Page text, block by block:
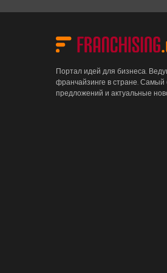
Портал идей для бизнеса.
франчайзинге в стране.
предложений и актуальные